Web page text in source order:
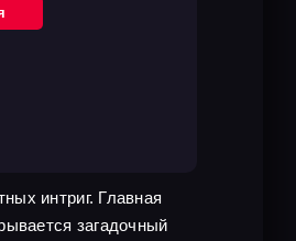
интриг. Главная
загадочный